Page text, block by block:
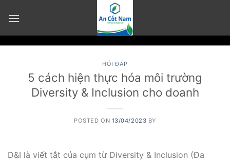
HỎI ĐÁP
5 cách hiện thực hóa môi trường
Diversity & Inclusion cho doanh
POSTED ON 13/04/2023 BY
D&I là viết tắt của cụm từ Diversity & Inclusion (Đa